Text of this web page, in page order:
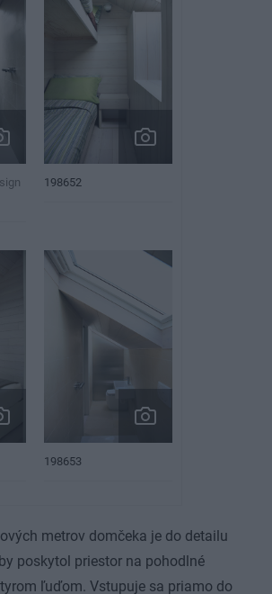
198652
198653
metrov domčeka je do detailu
poskytol priestor na pohodlné
ľuďom. Vstupuje sa priamo do